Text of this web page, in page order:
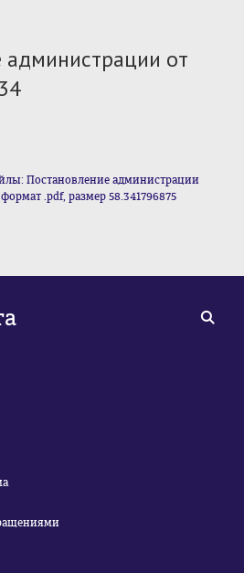
администрации от
Постановление администрации
.pdf, размер 58.341796875